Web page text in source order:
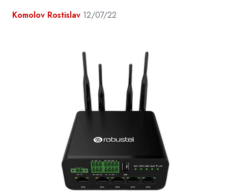
Komolov Rostislav 12/07/22